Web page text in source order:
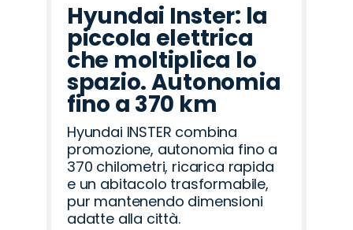
Hyundai Inster: la
piccola elettrica
che moltiplica lo
spazio. Autonomia
fino a 370 km
Hyundai INSTER combina
promozione, autonomia fino a
370 chilometri, ricarica rapida
e un abitacolo trasformabile,
pur mantenendo dimensioni
adatte alla città.